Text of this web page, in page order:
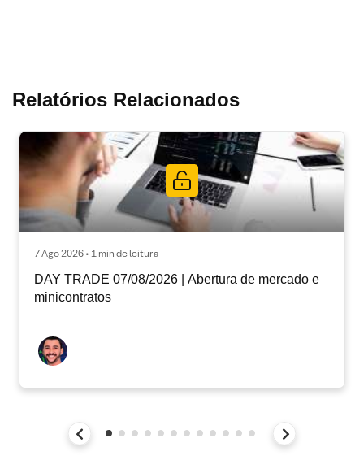
Relatórios Relacionados
7 Ago 2026 • 1 min de leitura
DAY TRADE 07/08/2026 | Abertura de mercado e
minicontratos